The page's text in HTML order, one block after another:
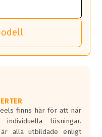
/ Bultmönster.
av storlek (17mm hylsa
kan vi matcha
till 100%
signaler om lufttryck
att dina däck håller rätt
däck varnar TPMS dig
ha koll på lufttrycket i
med TPMS
finns här för att när
lösningar.
är alla utbildade enligt